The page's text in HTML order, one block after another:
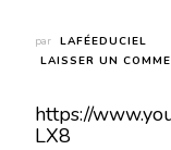
par LAFÉEDUCIEL
LAISSER UN
https://
LX8